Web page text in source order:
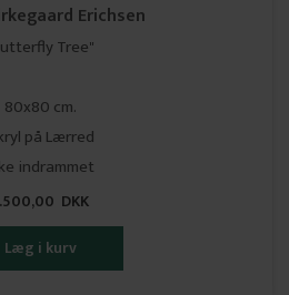
Erichsen
Tree"
80x80 cm.
på Lærred
indrammet
DKK